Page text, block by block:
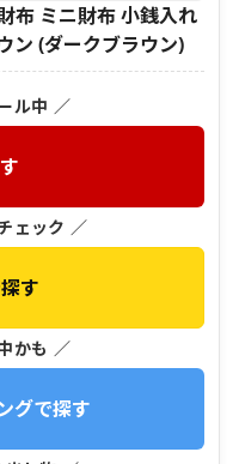
布 ミニ財布 小銭入れ
ン (ダークブラウン)
ル中 ／
ェック ／
す
かも ／
グで探す